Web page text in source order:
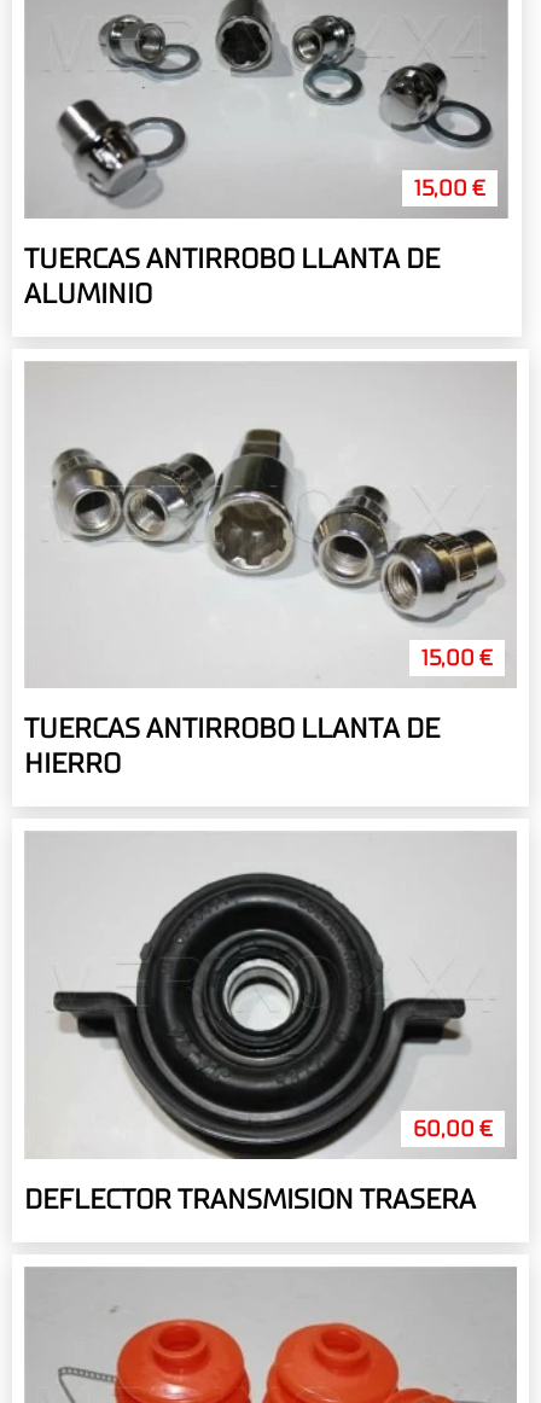
15,00 €
TUERCAS ANTIRROBO LLANTA DE
ALUMINIO
15,00 €
TUERCAS ANTIRROBO LLANTA DE
HIERRO
60,00 €
DEFLECTOR TRANSMISION TRASERA